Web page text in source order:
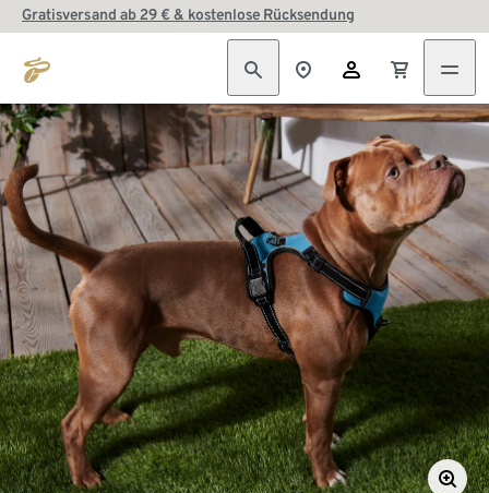
Gratisversand ab 29 € & kostenlose Rücksendung